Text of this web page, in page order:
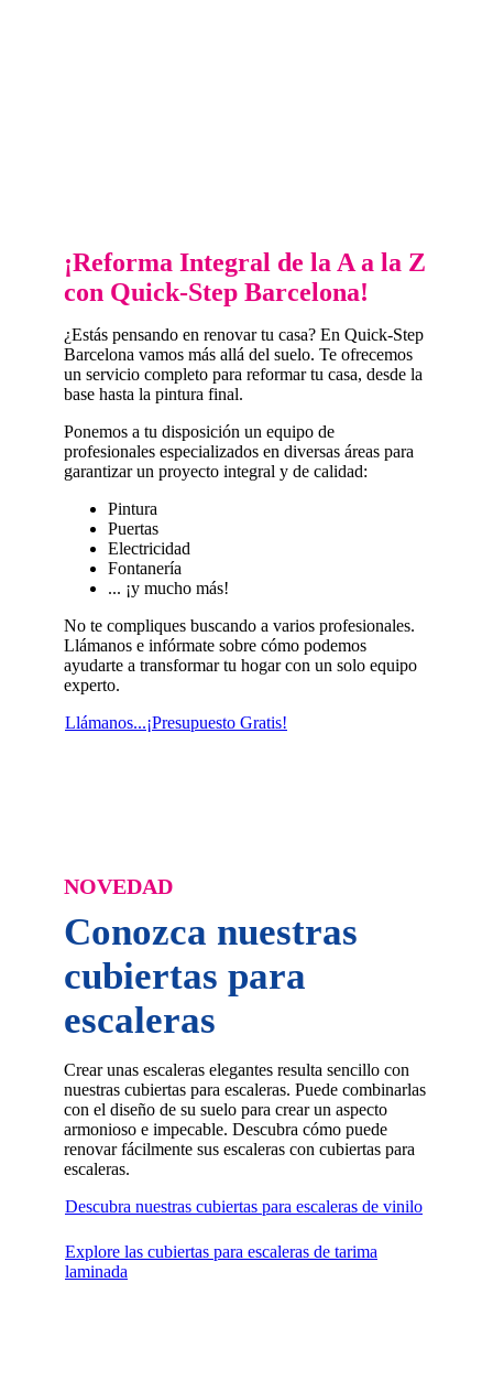
¡Reforma Integral de la A a la Z
con Quick-Step Barcelona!
¿Estás pensando en renovar tu casa? En Quick-Step
Barcelona vamos más allá del suelo. Te ofrecemos
un servicio completo para reformar tu casa, desde la
base hasta la pintura final.
Ponemos a tu disposición un equipo de
profesionales especializados en diversas áreas para
garantizar un proyecto integral y de calidad:
Pintura
Puertas
Electricidad
Fontanería
... ¡y mucho más!
No te compliques buscando a varios profesionales.
Llámanos e infórmate sobre cómo podemos
ayudarte a transformar tu hogar con un solo equipo
experto.
Llámanos...¡Presupuesto Gratis!
NOVEDAD
Conozca nuestras
cubiertas para
escaleras
Crear unas escaleras elegantes resulta sencillo con
nuestras cubiertas para escaleras. Puede combinarlas
con el diseño de su suelo para crear un aspecto
armonioso e impecable. Descubra cómo puede
renovar fácilmente sus escaleras con cubiertas para
escaleras.
Descubra nuestras cubiertas para escaleras de vinilo
Explore las cubiertas para escaleras de tarima
laminada